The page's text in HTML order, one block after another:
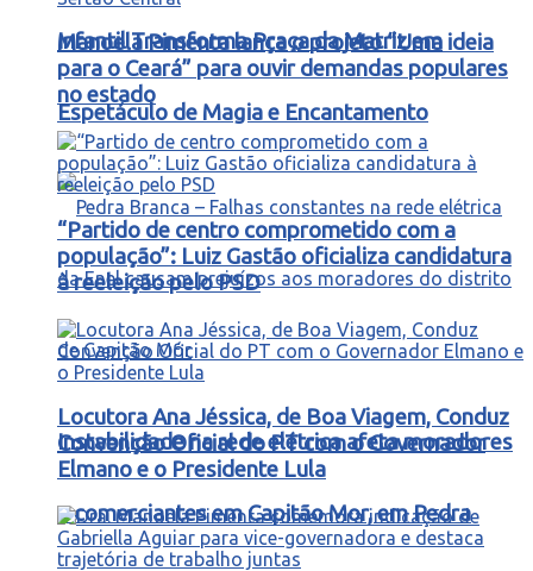
Infantil Transforma Praça da Matriz em
Espetáculo de Magia e Encantamento
Instabilidade na rede elétrica afeta moradores
e comerciantes em Capitão Mor, em Pedra
Manoela Pimenta lança o projeto “Uma ideia
para o Ceará” para ouvir demandas populares
no estado
“Partido de centro comprometido com a
população”: Luiz Gastão oficializa candidatura
à reeleição pelo PSD
Locutora Ana Jéssica, de Boa Viagem, Conduz
Convenção Oficial do PT com o Governador
Elmano e o Presidente Lula